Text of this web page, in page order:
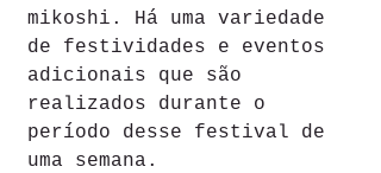
mikoshi. Há uma variedade
de festividades e eventos
adicionais que são
realizados durante o
período desse festival de
uma semana.